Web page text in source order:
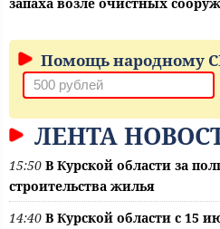
Помощь народному
ЛЕНТА
15:50 В Курской области за
строительства жилья
14:40 В Курской области с 15